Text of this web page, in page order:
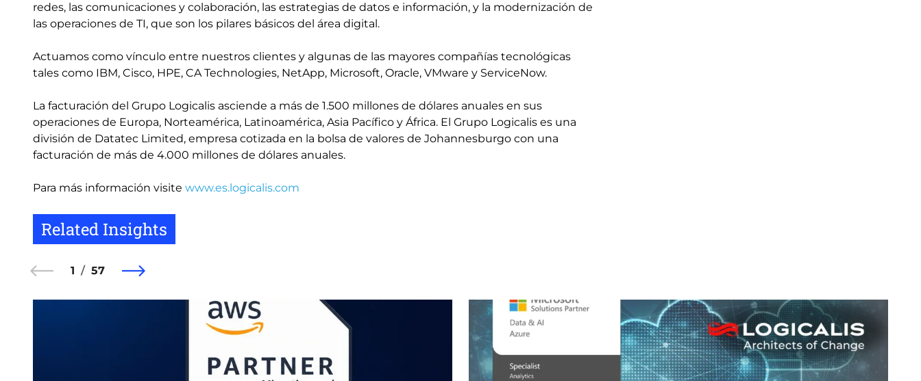
redes, las comunicaciones y colaboración, las estrategias de datos e información, y la modernización de
las operaciones de TI, que son los pilares básicos del área digital.
Actuamos como vínculo entre nuestros clientes y algunas de las mayores compañías tecnológicas
tales como IBM, Cisco, HPE, CA Technologies, NetApp, Microsoft, Oracle, VMware y ServiceNow.
La facturación del Grupo Logicalis asciende a más de 1.500 millones de dólares anuales en sus
operaciones de Europa, Norteamérica, Latinoamérica, Asia Pacífico y África. El Grupo Logicalis es una
división de Datatec Limited, empresa cotizada en la bolsa de valores de Johannesburgo con una
facturación de más de 4.000 millones de dólares anuales.
Para más información visite www.es.logicalis.com
Related Insights
1 57